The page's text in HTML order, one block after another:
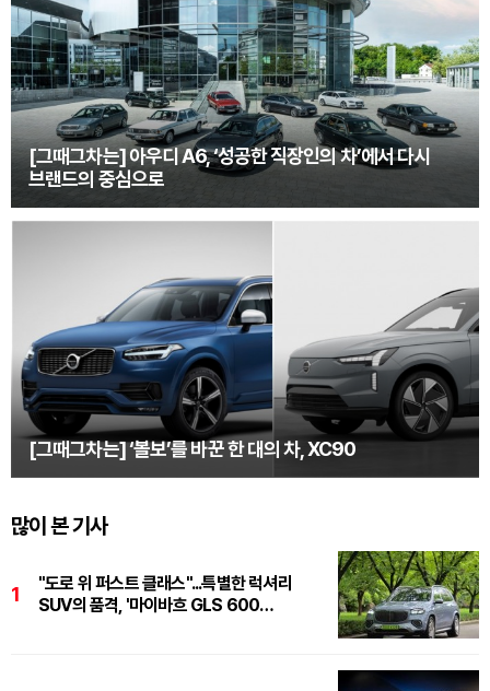
[그때그차는] 아우디 A6, ‘성공한 직장인의 차’에서 다시
브랜드의 중심으로
[그때그차는] ‘볼보’를 바꾼 한 대의 차, XC90
많이 본 기사
1
"도로 위 퍼스트 클래스"...특별한 럭셔리
SUV의 품격, '마이바흐 GLS 600